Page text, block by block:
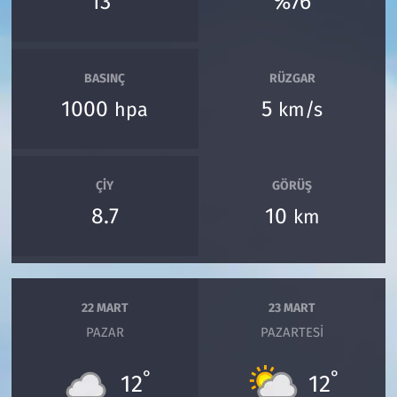
BASINÇ
1000 hpa
RÜZGAR
5 km/s
ÇIY
8.7
GÖRÜŞ
10 km
22 MART
PAZAR
12°
23 MART
PAZARTESI
12°